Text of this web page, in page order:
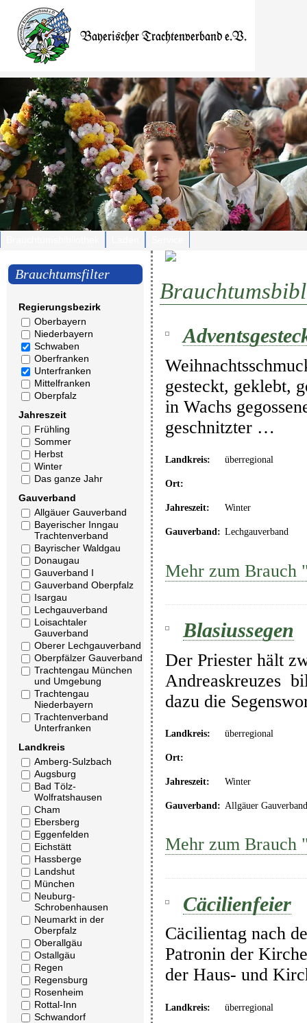
Brauchtumsfilter
Regierungsbezirk
Oberbayern
Niederbayern
Schwaben
Oberfranken
Unterfranken
Mittelfranken
Oberpfalz
Jahreszeit
Frühling
Sommer
Herbst
Winter
Das ganze Jahr
Gauverband
Allgäuer Gauverband
Bayerischer Inngau
Trachtenverband
Bayrischer Waldgau
Donaugau
Gauverband I
Gauverband Oberpfalz
Isargau
Lechgauverband
Loisachtaler
Gauverband
Oberer Lechgauverband
Oberpfälzer Gauverband
Trachtengau München
und Umgebung
Trachtengau
Niederbayern
Trachtenverband
Unterfranken
Landkreis
Amberg-Sulzbach
Augsburg
Bad Tölz-
Wolfratshausen
Cham
Ebersberg
Eggenfelden
Eichstätt
Hassberge
Landshut
München
Neuburg-
Schrobenhausen
Neumarkt in der
Oberpfalz
Oberallgäu
Ostallgäu
Regen
Regensburg
Rosenheim
Rottal-Inn
Schwandorf
gesteckt, geklebt,
in Wachs
geschnitzter …
Landkreis: überregional
Ort:
Jahreszeit: Winter
Gauverband: Lechgauverband
Mehr zum Brauch
Blasiussegen
Der Priester hält
Andreaskreuzes
dazu die
Landkreis: überregional
Ort:
Jahreszeit: Winter
Gauverband: Allgäuer Gauverband
Mehr zum Brauch
Cäcilienfeier
Cäcilientag nach
Patronin der
der Haus- und
Landkreis: überregional